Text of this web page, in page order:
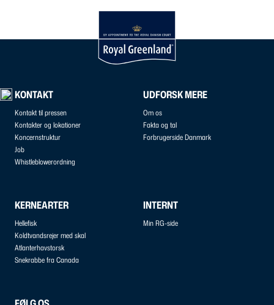
KONTAKT
Kontakt til pressen
Kontakter og lokationer
Koncernstruktur
Job
Whistleblowerordning
UDFORSK MERE
Om os
Fakta og tal
Forbrugerside Danmark
KERNEARTER
Hellefisk
Koldtvandsrejer med skal
Atlanterhavstorsk
Snekrabbe fra Canada
INTERNT
Min RG-side